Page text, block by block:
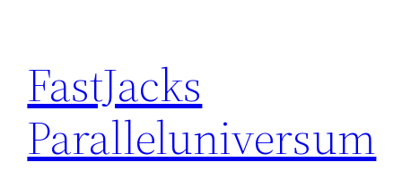
content
FastJacks
Paralleluniversum